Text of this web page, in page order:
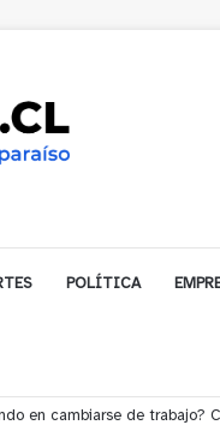
POLÍTICA
financiamiento